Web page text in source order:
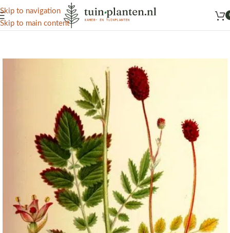
Skip to navigation
Skip to main content
Het grootste aanbod kamer- en tuinplanten
Home/ Kennisbank/Medicinale planten